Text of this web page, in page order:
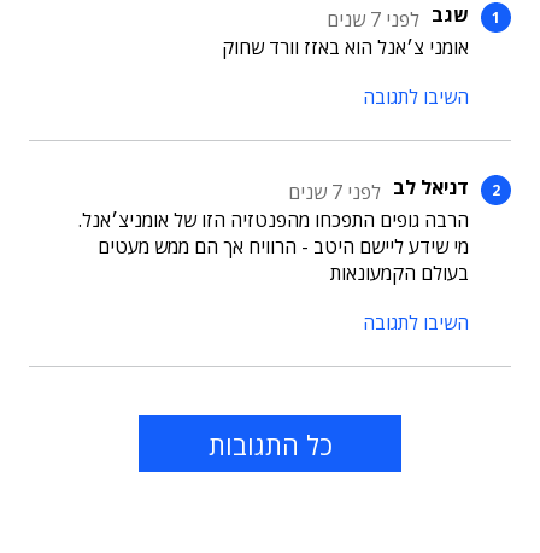
שגב לפני 7 שנים
אומני צ׳אנל הוא באזז וורד שחוק
השיבו לתגובה
דניאל לב לפני 7 שנים
הרבה גופים התפכחו מהפנטזיה הזו של אומניצ׳אנל.
מי שידע ליישם היטב - הרוויח אך הם ממש מעטים
בעולם הקמעונאות
השיבו לתגובה
כל התגובות